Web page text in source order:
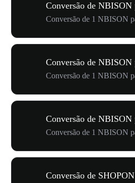
Conversão de NBISON
Conversão de 1 NBISON
Conversão de NBISON
Conversão de 1 NBISON
Conversão de NBISON
Conversão de 1 NBISON
Conversão de